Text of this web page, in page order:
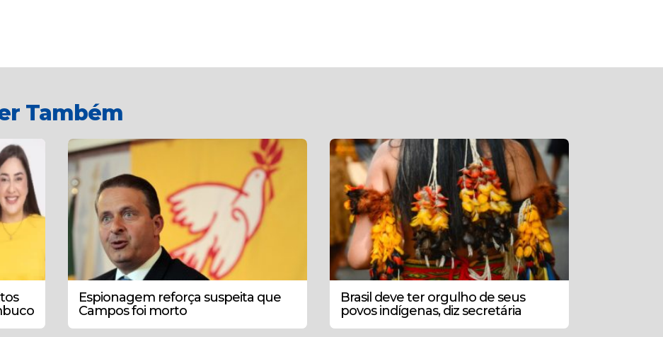
Também
Espionagem reforça suspeita que
Campos foi morto
Brasil deve ter orgulho de seus
povos indígenas, diz secretária